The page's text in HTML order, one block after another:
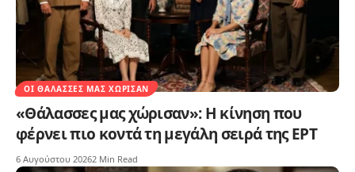
ΟΙ ΘΆΛΑΣΣΕΣ ΜΑΣ ΧΏΡΙΣΑΝ
«Θάλασσες μας χώρισαν»: Η κίνηση που
φέρνει πιο κοντά τη μεγάλη σειρά της ΕΡΤ
6 Αυγούστου 20262 Min Read